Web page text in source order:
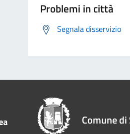
Problemi in città
Segnala disservizio
Comune